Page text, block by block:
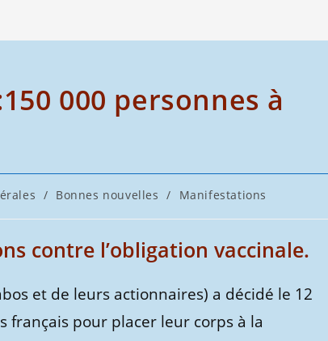
000 personnes à
/ Bonnes nouvelles / Manifestations
contre l’obligation vaccinale.
et de leurs actionnaires) a décidé le 12
français pour placer leur corps à la